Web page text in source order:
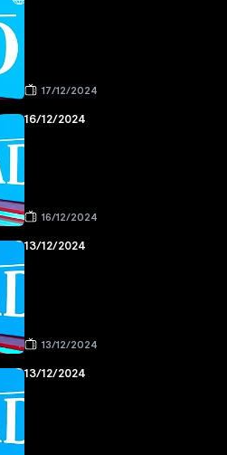
17/12/2024
16/12/2024
16/12/2024
13/12/2024
13/12/2024
13/12/2024